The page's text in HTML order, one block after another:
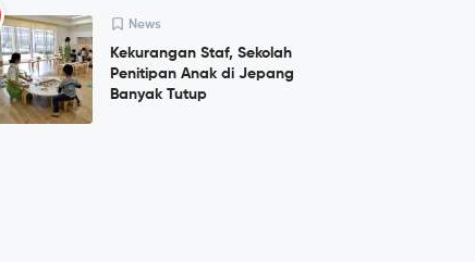
News
Kekurangan Staf, Sekolah
Penitipan Anak di Jepang
Banyak Tutup